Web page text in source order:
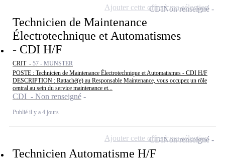
Technicien de Maintenance
Électrotechnique et Automatismes
- CDI H/F
CRIT - 57 - MUNSTER
POSTE : Technicien de Maintenance Électrotechnique et Automatismes - CDI H/F
DESCRIPTION : Rattaché(e) au Responsable Maintenance, vous occupez un rôle
central au sein du service maintenance et...
CDI - Non renseigné
Publié il y a 4 jours
CDINon renseigné
Ajouter cette offre à ma sélection
Technicien Automatisme H/F
CDINon renseigné
Ajouter cette offre à ma sélection